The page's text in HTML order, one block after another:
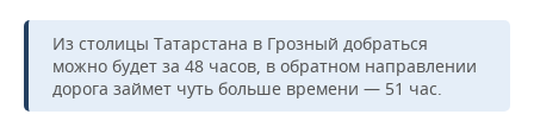
ОТКРЫТАЯ ЛЕКЦИЯ
БАСКЕТБОЛ
ВОЛЕЙБОЛ
ИНФРАСТРУКТУРА
ИСТОРИЯ
СПРАВОЧНИК
СПИСОК ПЕРСОН
ПОЛНАЯ ВЕРСИЯ
Из столицы Татарстана в Грозный добраться
можно будет за 48 часов, в обратном направлении
дорога займет чуть больше времени — 51 час.